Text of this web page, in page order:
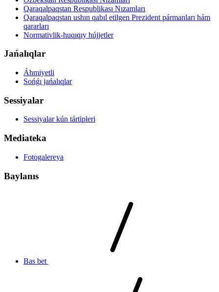
Qaraqalpaqstan Respublikası Nızamları
Qaraqalpaqstan ushın qabıl etilgen Prezident pármanları hám
qararları
Normativlik-huqıqıy hújjetler
Jańalıqlar
Áhmiyetli
Sońǵı jańalıqlar
Sessiyalar
Sessiyalar kún tártipleri
Mediateka
Fotogalereya
Baylanıs
Bas bet